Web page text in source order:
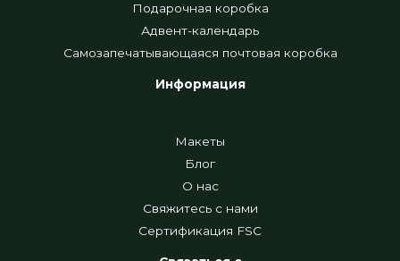
Подарочная коробка
Адвент-календарь
Самозапечатывающаяся почтовая коробка
Информация
Макеты
Блог
О нас
Свяжитесь с нами
Сертификация FSC